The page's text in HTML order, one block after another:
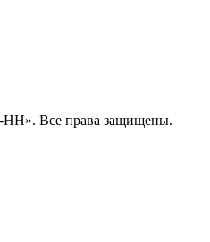
Все права защищены.